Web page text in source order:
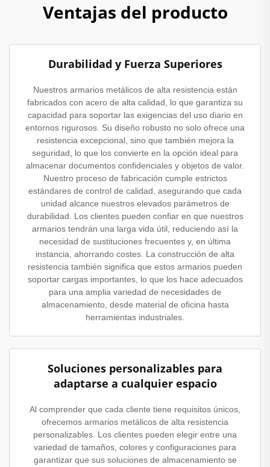
Ventajas del producto
Durabilidad y Fuerza Superiores
Nuestros armarios metálicos de alta resistencia están
fabricados con acero de alta calidad, lo que garantiza su
capacidad para soportar las exigencias del uso diario en
entornos rigurosos. Su diseño robusto no solo ofrece una
resistencia excepcional, sino que también mejora la
seguridad, lo que los convierte en la opción ideal para
almacenar documentos confidenciales y objetos de valor.
Nuestro proceso de fabricación cumple estrictos
estándares de control de calidad, asegurando que cada
unidad alcance nuestros elevados parámetros de
durabilidad. Los clientes pueden confiar en que nuestros
armarios tendrán una larga vida útil, reduciendo así la
necesidad de sustituciones frecuentes y, en última
instancia, ahorrando costes. La construcción de alta
resistencia también significa que estos armarios pueden
soportar cargas importantes, lo que los hace adecuados
para una amplia variedad de necesidades de
almacenamiento, desde material de oficina hasta
herramientas industriales.
Soluciones personalizables para
adaptarse a cualquier espacio
Al comprender que cada cliente tiene requisitos únicos,
ofrecemos armarios metálicos de alta resistencia
personalizables. Los clientes pueden elegir entre una
variedad de tamaños, colores y configuraciones para
garantizar que sus soluciones de almacenamiento se